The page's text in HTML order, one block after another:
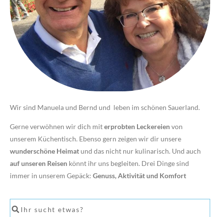
Wir sind Manuela und Bernd und leben im schönen Sauerland.
Gerne verwöhnen wir dich miterprobten Leckereienvon
unserem Küchentisch. Ebenso gern zeigen wir dir unsere
wunderschöne Heimat und das nicht nur kulinarisch. Und auch
auf unseren Reisen könnt ihr uns begleiten. Drei Dinge sind
immer in unserem Gepäck: Genuss, Aktivität und Komfort